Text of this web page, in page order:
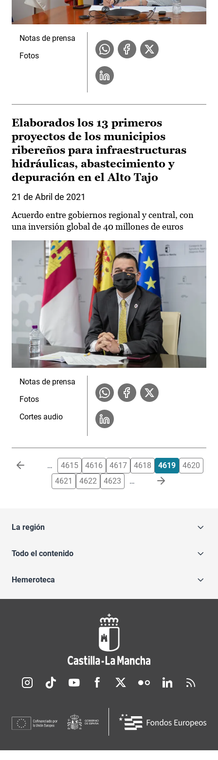
Notas de prensa
Fotos
Elaborados los 13 primeros
proyectos de los municipios
ribereños para infraestructuras
hidráulicas, abastecimiento y
depuración en el Alto Tajo
21 de Abril de 2021
Acuerdo entre gobiernos regional y central, con
una inversión global de 40 millones de euros
Notas de prensa
Fotos
Cortes audio
Paginación … 4615 4616 4617 4618 4619
4620
4621
4622 4623 …
La región
Todo el contenido
Hemeroteca
Redes sociales JCCM